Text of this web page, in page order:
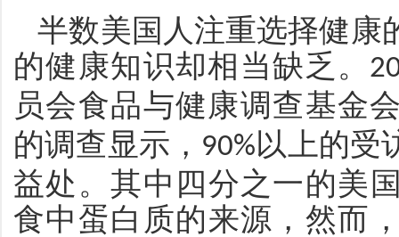
半数美国人注重选择健康
的健康知识却相当缺乏。
员会食品与健康调查基金
的调查显示， 90% 以上的受
益处。其中四分之一的美
食中蛋白质的来源，然而